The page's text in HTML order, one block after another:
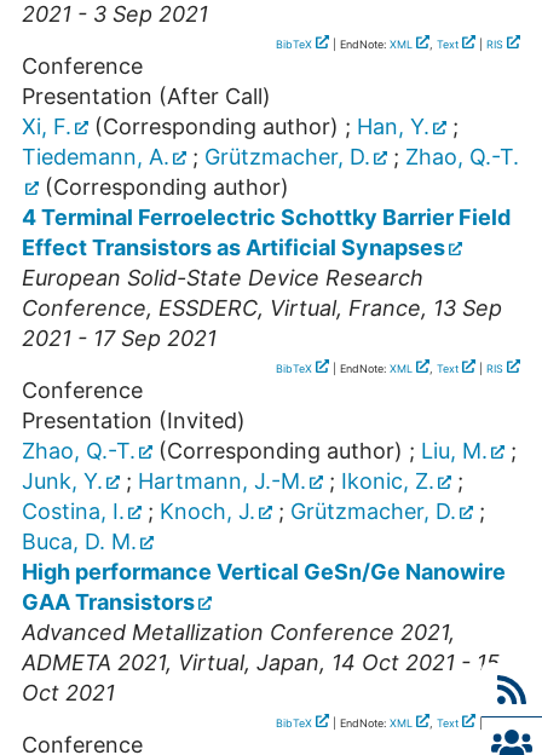
2021 - 3 Sep 2021
BibTeX | EndNote: XML , Text RIS
Conference
Presentation (After Call)
Xi, F.
(Corresponding author) ; Han, Y.
;
Tiedemann, A.
; Grützmacher, D. ; Zhao, Q.-T.
(Corresponding author)
4 Terminal Ferroelectric Schottky Barrier Field
Effect Transistors as Artificial Synapses
European Solid-State Device Research
Conference, ESSDERC, Virtual, France, 13 Sep
2021 - 17 Sep 2021
BibTeX | EndNote: XML , Text RIS
Conference
Presentation (Invited)
Zhao, Q.-T.
(Corresponding author) ; Liu, M.
;
Junk, Y.
; Hartmann, J.-M. ; Ikonic, Z.
;
Costina, I.
; Knoch, J. ; Grützmacher, D.
;
Buca, D. M.
High performance Vertical GeSn/Ge Nanowire
GAA Transistors
Advanced Metallization Conference 2021,
ADMETA 2021, Virtual, Japan, 14 Oct 2021 - 15
Oct 2021
BibTeX | EndNote: XML , Text
Conference